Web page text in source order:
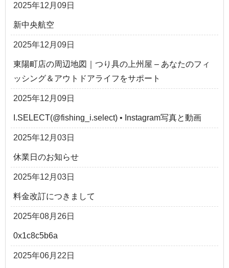
2025年12月09日
新中央航空
2025年12月09日
東陽町店の周辺地図｜つり具の上州屋 – あなたのフィ
ッシング＆アウトドアライフをサポート
2025年12月09日
I.SELECT(@fishing_i.select) • Instagram写真と動画
2025年12月03日
休業日のお知らせ
2025年12月03日
料金改訂につきまして
2025年08月26日
0x1c8c5b6a
2025年06月22日